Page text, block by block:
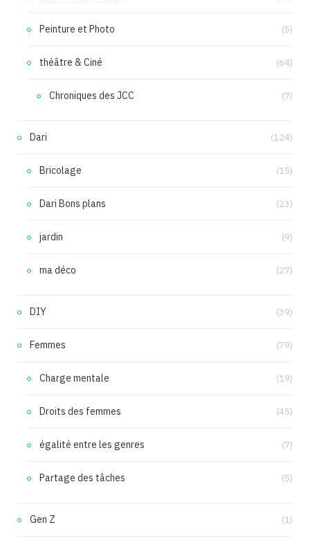
Peinture et Photo (5)
théâtre & Ciné (64)
Chroniques des JCC (7)
Dari (124)
Bricolage (15)
Dari Bons plans (23)
jardin (9)
ma déco (27)
DIY (39)
Femmes (79)
Charge mentale (19)
Droits des femmes (45)
égalité entre les genres (7)
Partage des tâches (5)
Gen Z (1)